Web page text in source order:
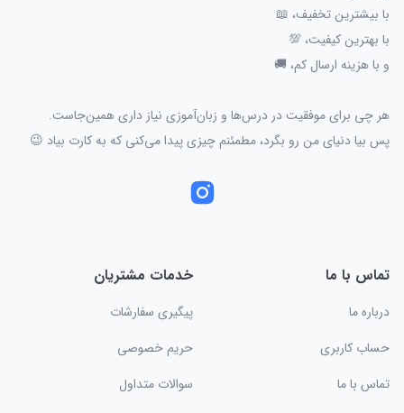
با بیشترین تخفیف، 📖
با بهترین کیفیت، 💯
و با هزینه ارسال کم، 🚚
هر چی برای موفقیت در درس‌ها و زبان‌آموزی نیاز داری همین‌جاست.
پس بیا دنیای من رو بگرد، مطمئنم چیزی پیدا می‌کنی که به کارت بیاد 😉
تماس با ما
درباره ما
حساب کاربری
تماس با ما
خدمات مشتریان
پیگیری سفارشات
حریم خصوصی
سوالات متداول